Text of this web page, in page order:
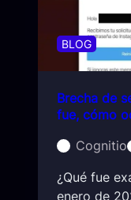
BLOG
Brecha de
fue, cómo
Cognitio
¿Qué fue
enero de